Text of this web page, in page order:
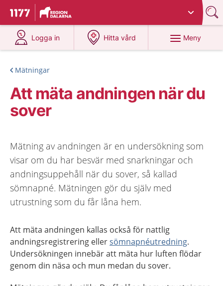
Till startsidan för 1177
Du har valt region
Logga in
på 1177.se
Hitta vård
på 1177.se
Meny
Mätningar
Att mäta andningen när du
sover
Mätning av andningen är en undersökning som
visar om du har besvär med snarkningar och
andningsuppehåll när du sover, så kallad
sömnapné. Mätningen gör du själv med
utrustning som du får låna hem.
Att mäta andningen kallas också för nattlig
andningsregistrering ellersömnapnéutredning.
Undersökningen innebär att mäta hur luften flödar
genom din näsa och mun medan du sover.